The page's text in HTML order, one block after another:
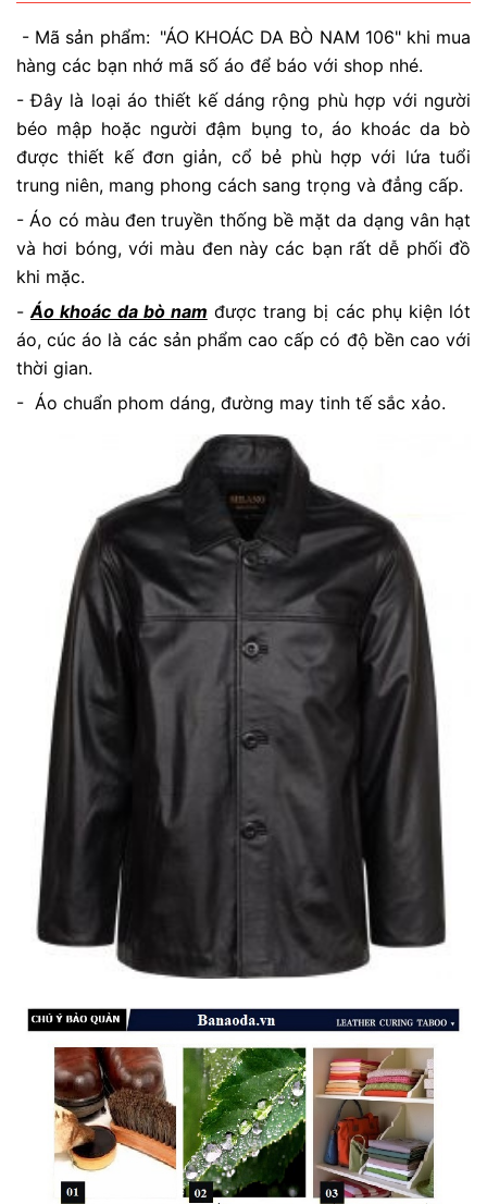
- Mã sản phẩm: "ÁO KHOÁC DA BÒ NAM 106" khi mua
hàng các bạn nhớ mã số áo để báo với shop nhé.
- Đây là loại áo thiết kế dáng rộng phù hợp với người
béo mập hoặc người đậm bụng to, áo khoác da bò
được thiết kế đơn giản, cổ bẻ phù hợp với lứa tuổi
trung niên, mang phong cách sang trọng và đẳng cấp.
- Áo có màu đen truyền thống bề mặt da dạng vân hạt
và hơi bóng, với màu đen này các bạn rất dễ phối đồ
khi mặc.
-Áo khoác da bò nam được trang bị các phụ kiện lót
áo, cúc áo là các sản phẩm cao cấp có độ bền cao với
thời gian.
- Áo chuẩn phom dáng, đường may tinh tế sắc xảo.